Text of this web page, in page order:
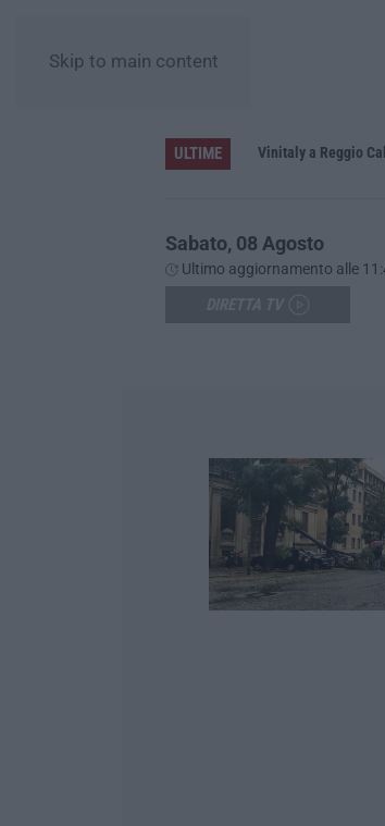
Skip to main content
ULTIME Vinitaly a Reggio
Sabato, 08 Agosto
Ultimo aggiornamento alle